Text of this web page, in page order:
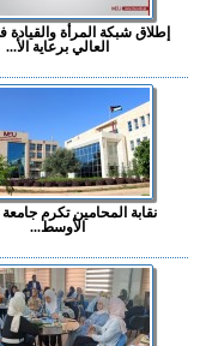
إطلاق شبكة المرأة والقيادة
العالي برعاية الأ...
نقابة المحامين تكرم
الأوسط...